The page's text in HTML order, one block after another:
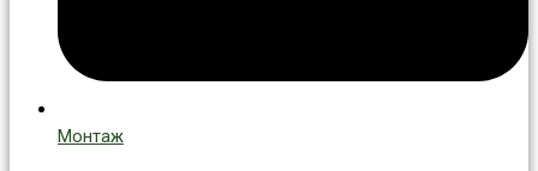
Монтаж